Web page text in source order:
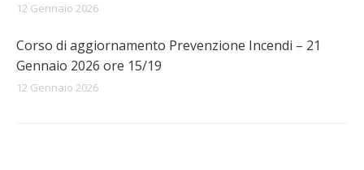
12 Gennaio 2026
Corso di aggiornamento Prevenzione Incendi – 21
Gennaio 2026 ore 15/19
12 Gennaio 2026